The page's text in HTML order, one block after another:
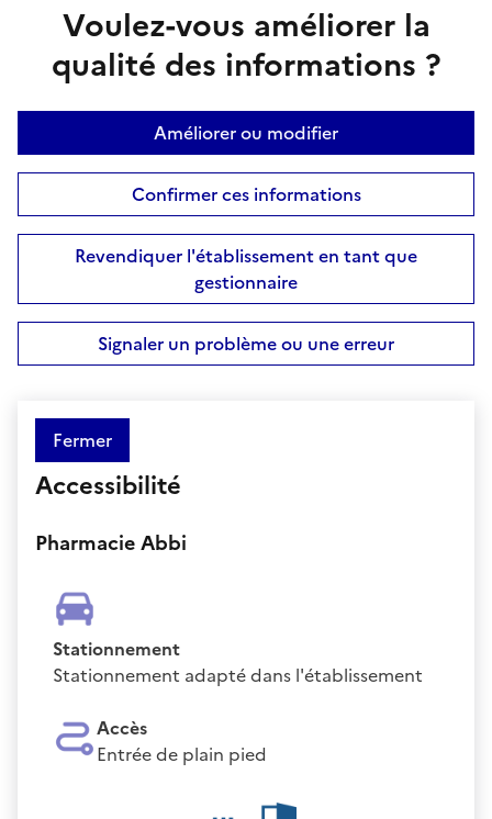
Voulez-vous améliorer la
qualité des informations ?
Améliorer ou modifier
Confirmer ces informations
Revendiquer l'établissement en tant que
gestionnaire
Signaler un problème ou une erreur
Fermer
Accessibilité
Pharmacie Abbi
Stationnement
Stationnement adapté dans l'établissement
Accès
Entrée de plain pied